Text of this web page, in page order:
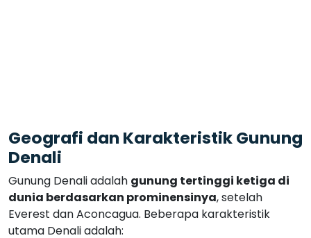
Ketinggian dan Kemiringan Curam– Dengan
ketinggian lebih dari6.000 meter, Denali memiliki
gradien yang lebih curam dibandingkan Everest.
Cuaca Ekstrem– Denali sering mengalami suhu
hingga-60°Cdengan angin kencang yang
mencapai160 km/jam.
Glester yang Luas